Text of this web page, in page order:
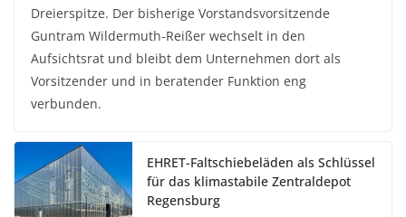
Dreierspitze. Der bisherige Vorstandsvorsitzende
Guntram Wildermuth-Reißer wechselt in den
Aufsichtsrat und bleibt dem Unternehmen dort als
Vorsitzender und in beratender Funktion eng
verbunden.
EHRET-Faltschiebeläden als Schlüssel
für das klimastabile Zentraldepot
Regensburg